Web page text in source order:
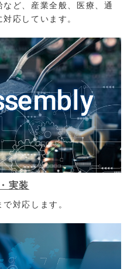
ど、産業全般、医療、通
応しています。
実装
対応します。